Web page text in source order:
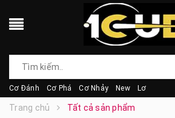
Cơ Đánh Cơ Phá Cơ Nhảy New Lơ
Trang chủ Tất cả sản phẩm